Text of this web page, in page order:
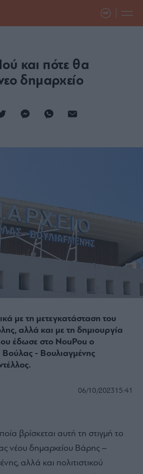
και πότε θα
δημαρχείο
με τη μετεγκατάσταση του
αλλά και με τη δημιουργία
έδωσε στο NouPou ο
- Βουλιαγμένης
06/10/202315:41
βρίσκεται αυτή τη στιγμή το
νέου δημαρχείου Βάρης –
αλλά και πολιτιστικού